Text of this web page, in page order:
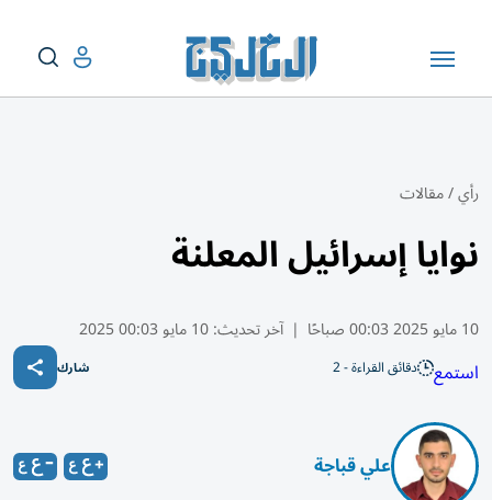
رأي/مقالات
نوايا إسرائيل المعلنة
10 مايو 2025 00:03 صباحًا | آخر تحديث:10 مايو 00:03 2025
استمع دقائق القراءة - 2 شارك
علي قباجة